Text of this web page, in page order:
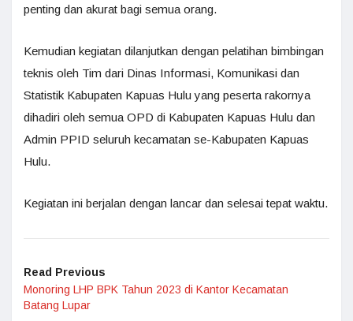
penting dan akurat bagi semua orang.
Kemudian kegiatan dilanjutkan dengan pelatihan bimbingan
teknis oleh Tim dari Dinas Informasi, Komunikasi dan
Statistik Kabupaten Kapuas Hulu yang peserta rakornya
dihadiri oleh semua OPD di Kabupaten Kapuas Hulu dan
Admin PPID seluruh kecamatan se-Kabupaten Kapuas
Hulu.
Kegiatan ini berjalan dengan lancar dan selesai tepat waktu.
Read Previous
Monoring LHP BPK Tahun 2023 di Kantor Kecamatan
Batang Lupar